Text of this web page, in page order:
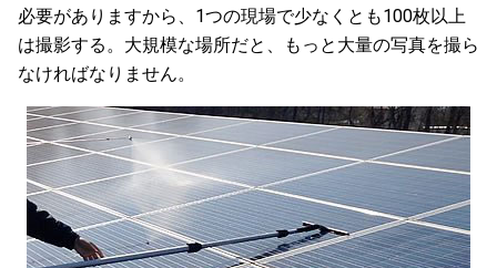
必要がありますから、1つの現場で少なくとも100枚以上
は撮影する。大規模な場所だと、もっと大量の写真を撮ら
なければなりません。